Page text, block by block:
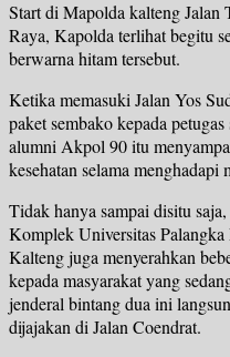
Start di Mapolda kalteng
Raya, Kapolda terlihat begitu
berwarna hitam tersebut.
Ketika memasuki Jalan Yos
paket sembako kepada
alumni Akpol 90 itu
kesehatan selama menghadapi
Tidak hanya sampai disitu
Komplek Universitas
Kalteng juga menyerahkan
kepada masyarakat yang
jenderal bintang dua ini
dijajakan di Jalan Coendrat.